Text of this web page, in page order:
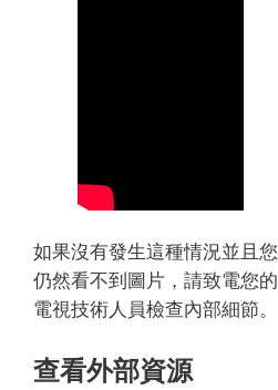
如果沒有發生這種情況並且您
仍然看不到圖片，請致電您的
電視技術人員檢查內部細節。
查看外部資源